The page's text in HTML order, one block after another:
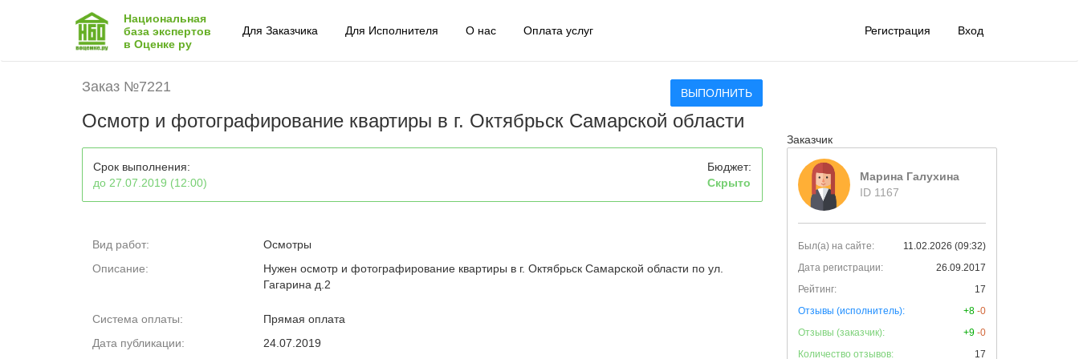
Национальная
база экспертов
в Оценке ру
Для Заказчика Для Исполнителя О нас Оплата услуг Регистрация Вход
Заказ №7221 ВЫПОЛНИТЬ
Осмотр и фотографирование квартиры в г. Октябрьск Самарской области
Срок выполнения:
до 27.07.2019 (12:00)
Бюджет:
Скрыто
Вид работ:
Осмотры
Описание:
Нужен осмотр и фотографирование квартиры в г. Октябрьск Самарской области по ул.
Гагарина д.2
Система оплаты:
Прямая оплата
Дата публикации:
24.07.2019
Заказчик
Марина Галухина
ID 1167
Был(а) на сайте:
11.02.2026 (09:32)
Дата регистрации:
26.09.2017
Рейтинг:
17
Отзывы (исполнитель):
+8 -0
Отзывы (заказчик):
+9 -0
Количество отзывов:
17